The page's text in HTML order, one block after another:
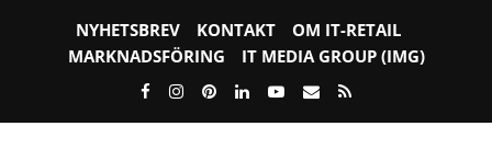
NYHETSBREV KONTAKT
OM IT-RETAIL
MARKNADSFÖRING
IT MEDIA GROUP (IMG)